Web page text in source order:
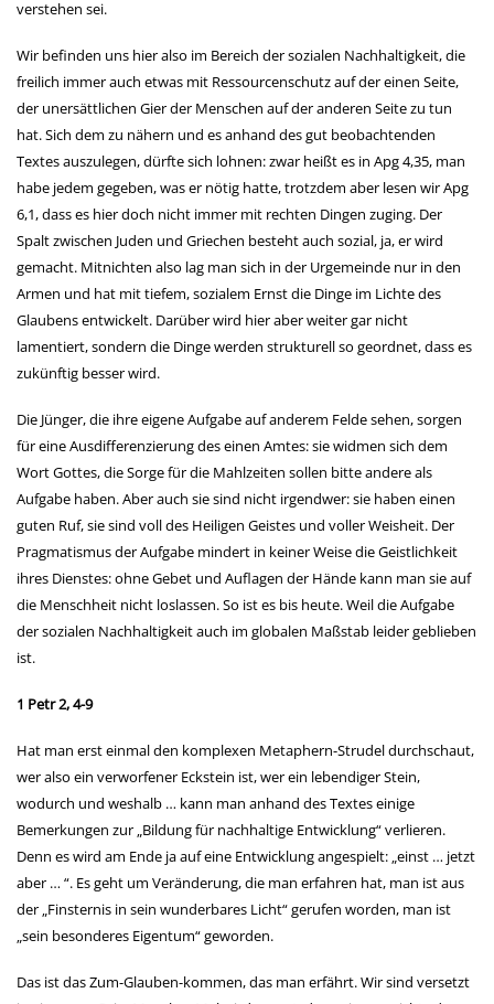
verstehen sei.
Wir befinden uns hier also im Bereich der sozialen Nachhaltigkeit, die
freilich immer auch etwas mit Ressourcenschutz auf der einen Seite,
der unersättlichen Gier der Menschen auf der anderen Seite zu tun
hat. Sich dem zu nähern und es anhand des gut beobachtenden
Textes auszulegen, dürfte sich lohnen: zwar heißt es in Apg 4,35, man
habe jedem gegeben, was er nötig hatte, trotzdem aber lesen wir Apg
6,1, dass es hier doch nicht immer mit rechten Dingen zuging. Der
Spalt zwischen Juden und Griechen besteht auch sozial, ja, er wird
gemacht. Mitnichten also lag man sich in der Urgemeinde nur in den
Armen und hat mit tiefem, sozialem Ernst die Dinge im Lichte des
Glaubens entwickelt. Darüber wird hier aber weiter gar nicht
lamentiert, sondern die Dinge werden strukturell so geordnet, dass es
zukünftig besser wird.
Die Jünger, die ihre eigene Aufgabe auf anderem Felde sehen, sorgen
für eine Ausdifferenzierung des einen Amtes: sie widmen sich dem
Wort Gottes, die Sorge für die Mahlzeiten sollen bitte andere als
Aufgabe haben. Aber auch sie sind nicht irgendwer: sie haben einen
guten Ruf, sie sind voll des Heiligen Geistes und voller Weisheit. Der
Pragmatismus der Aufgabe mindert in keiner Weise die Geistlichkeit
ihres Dienstes: ohne Gebet und Auflagen der Hände kann man sie auf
die Menschheit nicht loslassen. So ist es bis heute. Weil die Aufgabe
der sozialen Nachhaltigkeit auch im globalen Maßstab leider geblieben
ist.
1 Petr 2, 4-9
Hat man erst einmal den komplexen Metaphern-Strudel durchschaut,
wer also ein verworfener Eckstein ist, wer ein lebendiger Stein,
wodurch und weshalb … kann man anhand des Textes einige
Bemerkungen zur „Bildung für nachhaltige Entwicklung“ verlieren.
Denn es wird am Ende ja auf eine Entwicklung angespielt: „einst … jetzt
aber … “. Es geht um Veränderung, die man erfahren hat, man ist aus
der „Finsternis in sein wunderbares Licht“ gerufen worden, man ist
„sein besonderes Eigentum“ geworden.
Das ist das Zum-Glauben-kommen, das man erfährt. Wir sind versetzt